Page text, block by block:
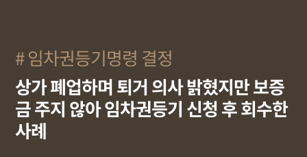
임차권등기명령 결정
상가 폐업하며 퇴거 의사 밝혔지만 보증
금 주지 않아 임차권등기 신청 후 회수한
사례